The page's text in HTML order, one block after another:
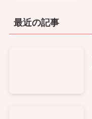
最近の記事